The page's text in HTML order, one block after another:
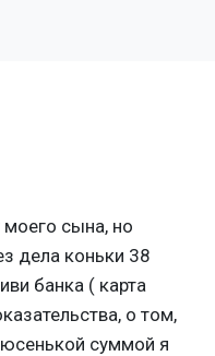
сына, но
дела коньки 38
банка ( карта
о том,
суммой я